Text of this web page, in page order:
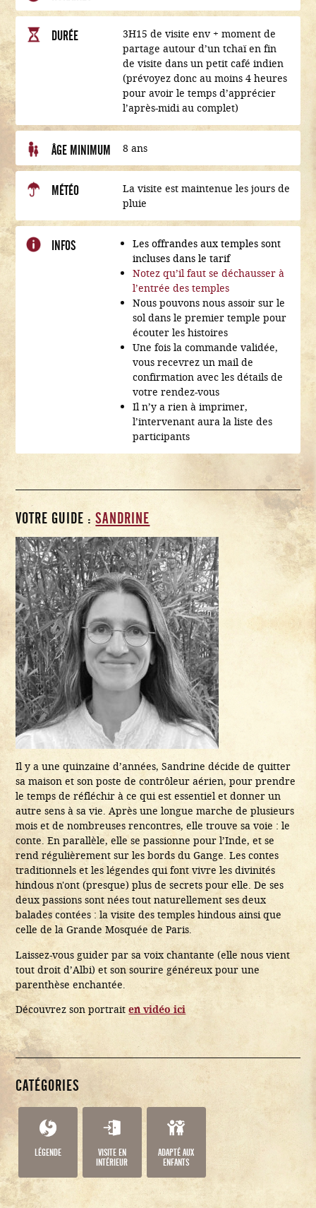
DURÉE
3H15 de visite env + moment de
partage autour d’un tchaï en fin
de visite dans un petit café indien
(prévoyez donc au moins 4 heures
pour avoir le temps d’apprécier
l’après-midi au complet)
ÂGE MINIMUM 8 ans
MÉTÉO
La visite est maintenue les jours de
pluie
INFOS
Les offrandes aux temples sont
incluses dans le tarif
Notez qu’il faut se déchausser à
l’entrée des temples
Nous pouvons nous assoir sur le
sol dans le premier temple pour
écouter les histoires
Une fois la commande validée,
vous recevrez un mail de
confirmation avec les détails de
votre rendez-vous
Il n’y a rien à imprimer,
l’intervenant aura la liste des
participants
VOTRE GUIDE :SANDRINE
Il y a une quinzaine d’années, Sandrine décide de quitter
sa maison et son poste de contrôleur aérien, pour prendre
le temps de réfléchir à ce qui est essentiel et donner un
autre sens à sa vie. Après une longue marche de plusieurs
mois et de nombreuses rencontres, elle trouve sa voie : le
conte. En parallèle, elle se passionne pour l’Inde, et se
rend régulièrement sur les bords du Gange. Les contes
traditionnels et les légendes qui font vivre les divinités
hindous n'ont (presque) plus de secrets pour elle. De ses
deux passions sont nées tout naturellement ses deux
balades contées : la visite des temples hindous ainsi que
celle de la Grande Mosquée de Paris.
Laissez-vous guider par sa voix chantante (elle nous vient
tout droit d’Albi) et son sourire généreux pour une
parenthèse enchantée.
Découvrez son portraiten vidéo ici
CATÉGORIES
LÉGENDE
VISITE EN
INTÉRIEUR
ADAPTÉ AUX
ENFANTS